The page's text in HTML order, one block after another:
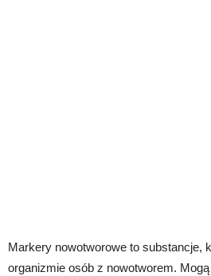
Markery nowotworowe to substancje,
organizmie osób z nowotworem.